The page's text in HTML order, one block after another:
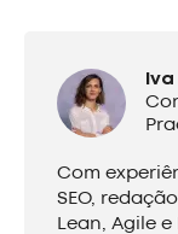
Com
SEO,
Lean, Agile